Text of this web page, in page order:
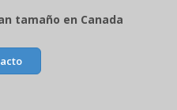
tamaño en Canada